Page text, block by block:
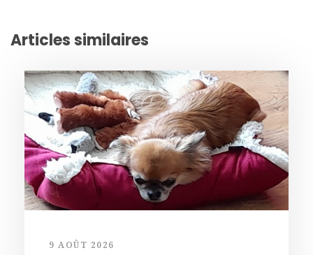
Articles similaires
9 AOÛT 2026